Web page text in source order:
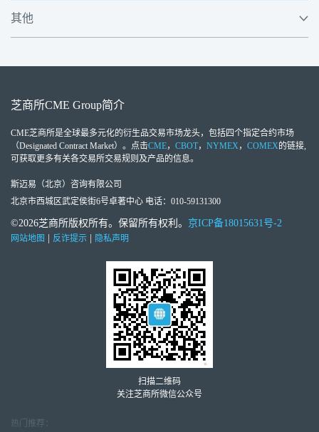
其他
芝商所CME Group简介
CME芝商所是全球最多元化的衍生品交易市场龙头，包括四个指定合约市场
（Designated Contract Market）。点击CME， CBOT， NYMEX ， COMEX的链接,
可获取更多有关各交易所交易规则及产品的信息。
斯迈易（北京）咨询有限公司
北京市西城区武定侯街6号卓著中心 电话：010-59131300
©2026芝商所版权所有。保留所有权利。 京ICP备18015631号-2
网站地图 | 反诈提示 | 隐私声明
扫描二维码
关注芝商所微信公众号
热门推荐：